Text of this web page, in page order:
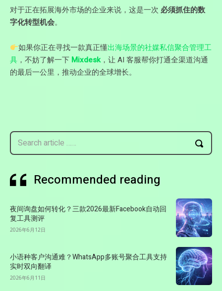
对于正在拓展海外市场的企业来说，这是一次 必须抓住的数
字化转型机会。
如果你正在寻找一款真正懂出海场景的社媒私信聚合管理工
具 ，不妨了解一下 Mixdesk，让 AI 客服帮你打通全渠道沟通
的最后一公里，推动企业的全球增长。
Search article ……
Recommended reading
夜间询盘如何转化？三款2026最新Facebook自动回
复工具测评
2026年6月12日
小语种客户沟通难？WhatsApp多账号聚合工具支持
实时双向翻译
2026年6月11日